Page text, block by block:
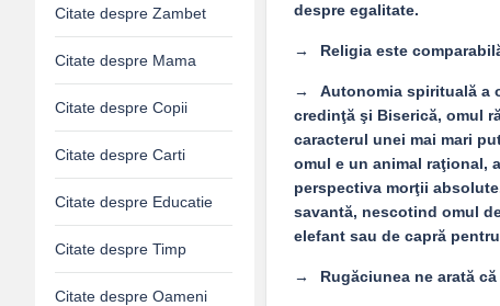
despre egalitate.
Religia este
Autonomia spirituală a
credinţă şi Biserică, omul
caracterul unei mai mari
omul e un animal raţional,
perspectiva morţii
savantă, nescotind omul
elefant sau de capră
Rugăciunea ne arată
Citate despre Zambet
Citate despre Mama
Citate despre Copii
Citate despre Carti
Citate despre Educatie
Citate despre Timp
Citate despre Oameni